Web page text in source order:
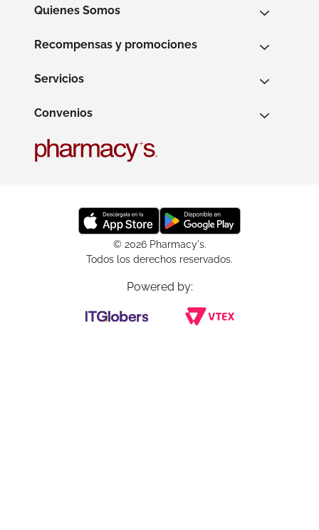
Quienes Somos
Recompensas y promociones
Servicios
Convenios
© 2026 Pharmacy's.
Todos los derechos reservados.
Powered by: